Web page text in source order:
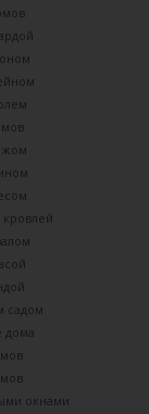
садом
дома
окнами